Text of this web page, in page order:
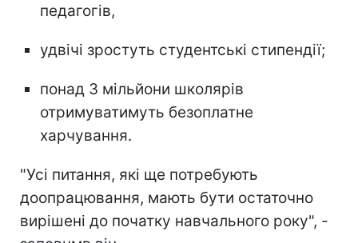
педагогів,
удвічі зростуть студентські стипендії;
понад 3 мільйони школярів
отримуватимуть безоплатне
харчування.
"Усі питання, які ще потребують
доопрацювання, мають бути остаточно
вирішені до початку навчального року", -